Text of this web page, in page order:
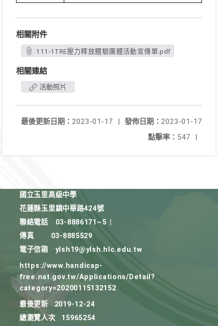
相關附件
111-1TRE壓力釋放體驗團體活動宣傳單.pdf
相關連結
活動照片
發佈日期： 2023-01-17
最後更新日期： 2023-01-17
|
點擊率： 547 |
國立玉里高級中學
花蓮縣玉里鎮中華路424號
聯絡電話
03-8886171~5
傳真
03-8885529
電子信箱
ylsh19@ylsh.hlc.edu.tw
https://www.handicap-
free.nat.gov.tw/Applications/Detail?
category=20200115132152
最後更新
2019-12-24
總瀏覽人次
15965254